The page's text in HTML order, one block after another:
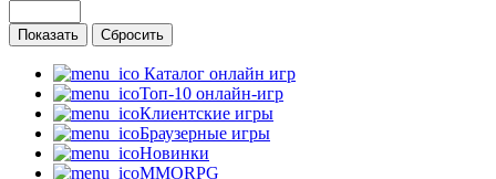
Каталог онлайн игр
Топ-10 онлайн-игр
Клиентские игры
Браузерные игры
Новинки
MMORPG